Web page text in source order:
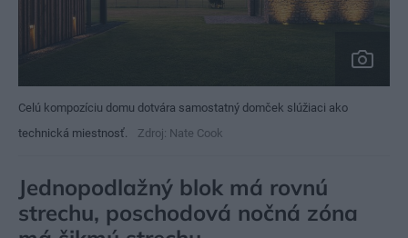
Celú kompozíciu domu dotvára samostatný domček slúžiaci ako
technická miestnosť.
Zdroj: Nate Cook
Jednopodlažný blok má rovnú
strechu, poschodová nočná zóna